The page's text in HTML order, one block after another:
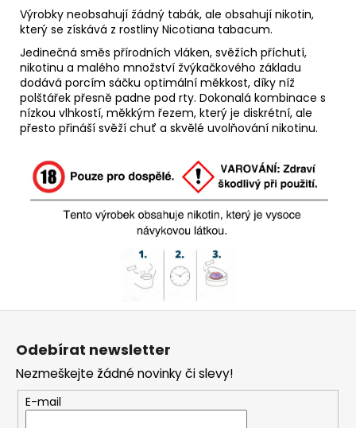
Výrobky neobsahují žádný tabák, ale obsahují nikotin,
který se získává z rostliny Nicotiana tabacum.
Jedinečná směs přírodních vláken, svěžích příchutí,
nikotinu a malého množství žvýkačkového základu
dodává porcím sáčku optimální měkkost, díky níž
polštářek přesně padne pod rty. Dokonalá kombinace s
nízkou vlhkostí, měkkým řezem, který je diskrétní, ale
přesto přináší svěží chuť a skvělé uvolňování nikotinu.
Z
Odebírat newsletter
Nezmeškejte žádné novinky či slevy!
E-mail